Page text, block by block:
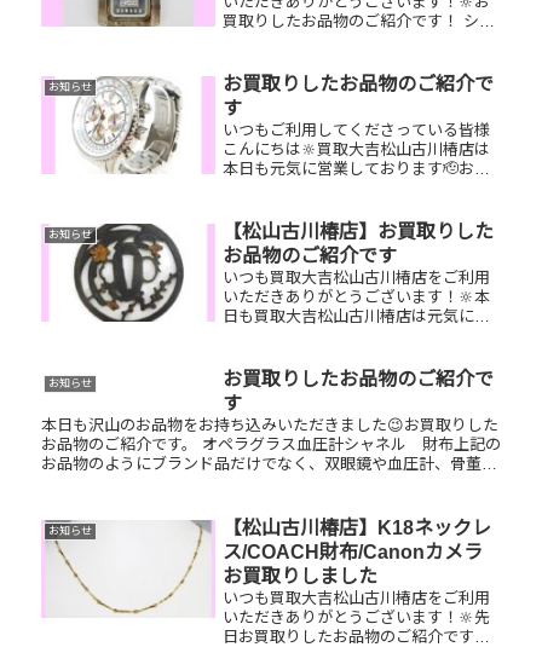
買取りしたお品物のご紹介です！ シル
ざいませんか？そのお品物ぜひ！買取
大吉松山古川椿店にお査定させて...
お知らせ
お買取りしたお品物のご紹介で
す
いつもご利用してくださっている皆様
こんにちは🔆買取大吉松山古川椿店は
本日も元気に営業しております🫡お買
そのお品物ぜひ！買取大吉松山古川椿
店にお査定させてください！🤗皆様
の...
お知らせ
【松山古川椿店】お買取りした
お品物のご紹介です
いつも買取大吉松山古川椿店をご利用
いただきありがとうございます！🔆本
日も買取大吉松山古川椿店は元気に営
ば） COACH サングラス
K18 パールネックレスお家で眠って
いる...
お知らせ
お買取りしたお品物のご紹介で
す
本日も沢山のお品物をお持ち込みいただきました😉お買取りした
お品物のご紹介です。 オペラグラス血圧計シャネル 財布上記の
お品物のようにブランド品だけでなく、双眼鏡や血圧計、骨董品
お知らせ
【松山古川椿店】K18ネックレ
ス/COACH財布/Canonカメラ
お買取りしました
いつも買取大吉松山古川椿店をご利用
いただきありがとうございます！🔆先
日お買取りしたお品物のご紹介です。